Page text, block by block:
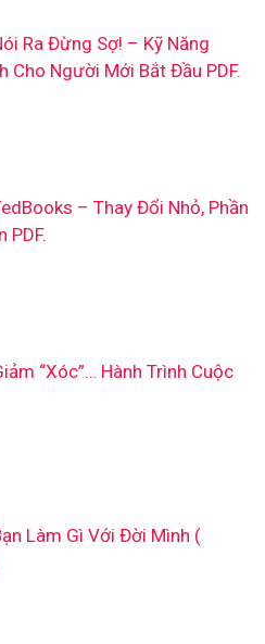
Ra Đừng Sợ! – Kỹ Năng
Cho Người Mới Bắt Đầu PDF.
– Thay Đổi Nhỏ, Phần
PDF.
“Xóc”… Hành Trình Cuộc
Làm Gì Với Đời Mình (